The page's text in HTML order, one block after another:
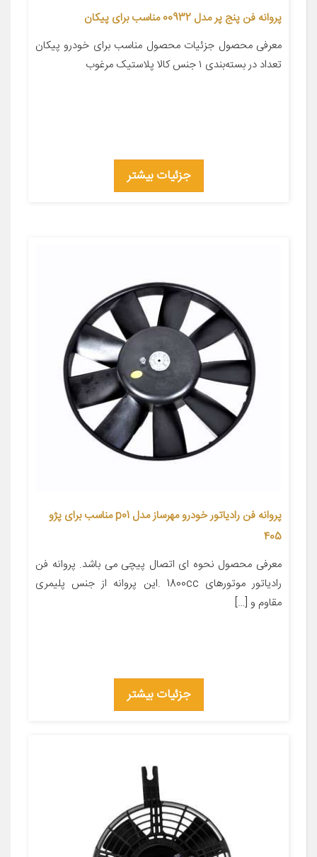
پروانه فن پنج پر مدل 00932 مناسب برای پیکان
معرفی محصول جزئیات محصول مناسب برای خودرو پیکان
تعداد در بسته‌بندی ۱ جنس کالا پلاستیک مرغوب
جزئیات بیشتر
پروانه فن رادیاتور خودرو مهرساز مدل p01 مناسب برای پژو
405
معرفی محصول نحوه ای اتصال پیچی می باشد. پروانه فن
رادیاتور موتورهای 1800cc .این پروانه از جنس پلیمری
مقاوم و […]
جزئیات بیشتر